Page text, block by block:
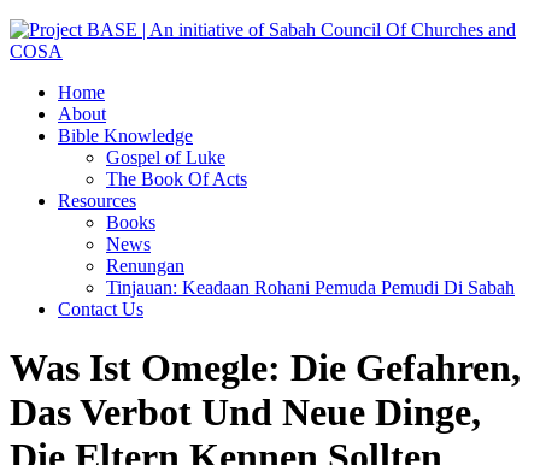
Home
About
Bible Knowledge
Gospel of Luke
The Book Of Acts
Resources
Books
News
Renungan
Tinjauan: Keadaan Rohani Pemuda Pemudi Di Sabah
Contact Us
Was Ist Omegle: Die Gefahren,
Das Verbot Und Neue Dinge,